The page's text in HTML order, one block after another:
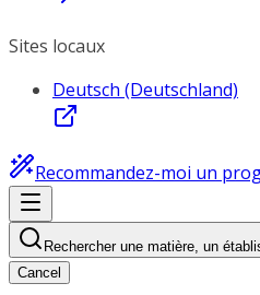
Sites locaux
Deutsch (Deutschland)
Recommandez-moi un
Rechercher une matière, un
Cancel